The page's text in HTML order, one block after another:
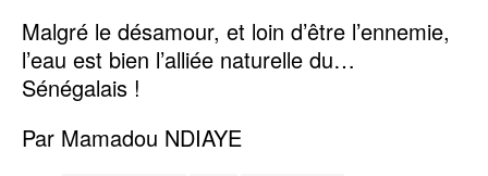
Malgré le désamour, et loin d’être l’ennemie,
l’eau est bien l’alliée naturelle du…
Sénégalais !
Par Mamadou NDIAYE